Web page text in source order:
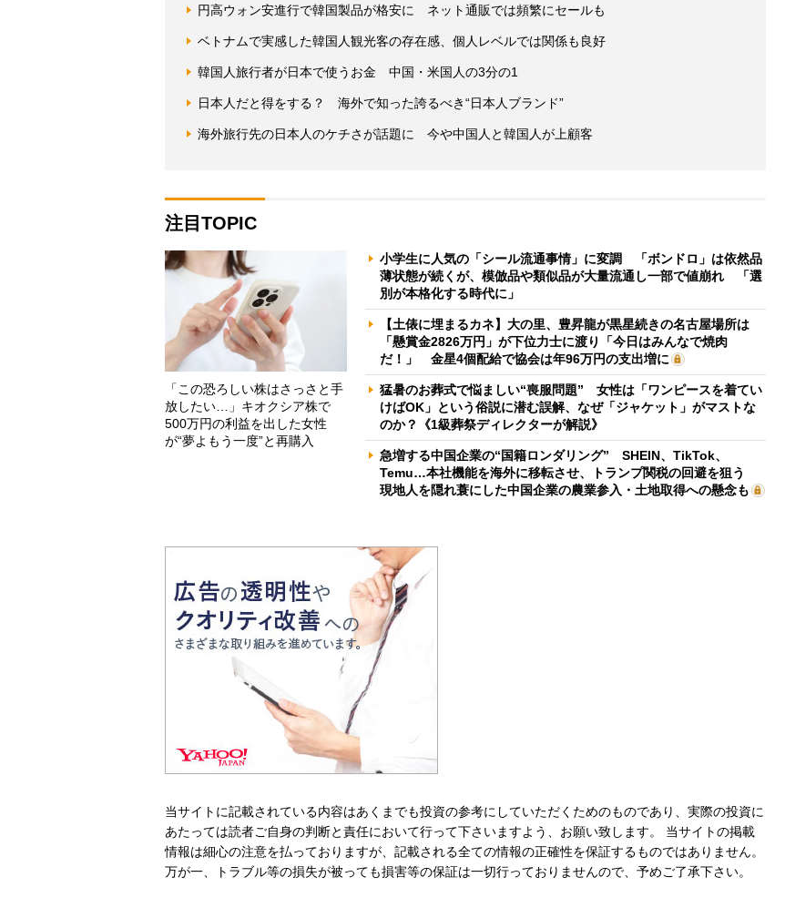
円高ウォン安進行で韓国製品が格安に ネット通販では頻繁にセールも
ベトナムで実感した韓国人観光客の存在感、個人レベルでは関係も良好
韓国人旅行者が日本で使うお金 中国・米国人の3分の1
日本人だと得をする？ 海外で知った誇るべき“日本人ブランド”
海外旅行先の日本人のケチさが話題に 今や中国人と韓国人が上顧客
注目TOPIC
「この恐ろしい株はさっさと手
放したい…」キオクシア株で
500万円の利益を出した女性
が“夢よもう一度”と再購入
小学生に人気の「シール流通事情」に変調 「ボンドロ」は依然品
薄状態が続くが、模倣品や類似品が大量流通し一部で値崩れ 「選
別が本格化する時代に」
【土俵に埋まるカネ】大の里、豊昇龍が黒星続きの名古屋場所は
「懸賞金2826万円」が下位力士に渡り「今日はみんなで焼肉
だ！」 金星4個配給で協会は年96万円の支出増に
猛暑のお葬式で悩ましい“喪服問題” 女性は「ワンピースを着てい
けばOK」という俗説に潜む誤解、なぜ「ジャケット」がマストな
のか？《1級葬祭ディレクターが解説》
急増する中国企業の“国籍ロンダリング” SHEIN、TikTok、
Temu…本社機能を海外に移転させ、トランプ関税の回避を狙う
現地人を隠れ蓑にした中国企業の農業参入・土地取得への懸念も
当サイトに記載されている内容はあくまでも投資の参考にしていただくためのものであり、実際の投資に
あたっては読者ご自身の判断と責任において行って下さいますよう、お願い致します。 当サイトの掲載
情報は細心の注意を払っておりますが、記載される全ての情報の正確性を保証するものではありません。
万が一、トラブル等の損失が被っても損害等の保証は一切行っておりませんので、予めご了承下さい。